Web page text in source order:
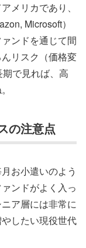
メリカであり、
Microsoft）
ンドを通じて間
リスク（価格変
で見れば、高
の注意点
お小遣いのよう
ンドがよく入っ
ア層には非常に
したい現役世代